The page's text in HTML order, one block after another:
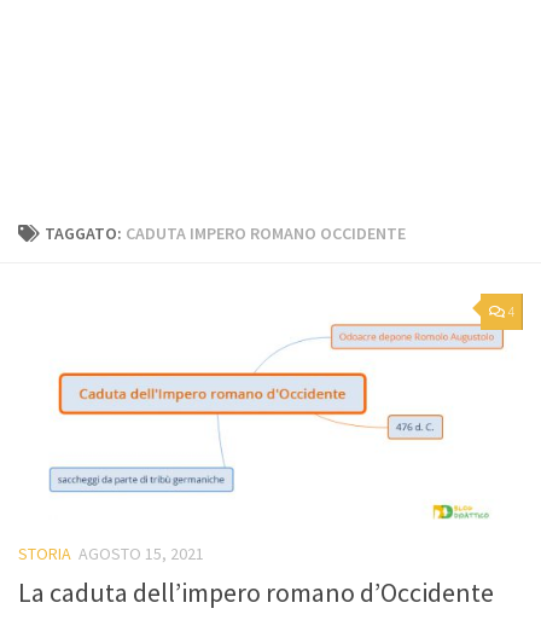
TAGGATO: CADUTA IMPERO ROMANO OCCIDENTE
4
STORIA AGOSTO 15, 2021
La caduta dell’impero romano d’Occidente